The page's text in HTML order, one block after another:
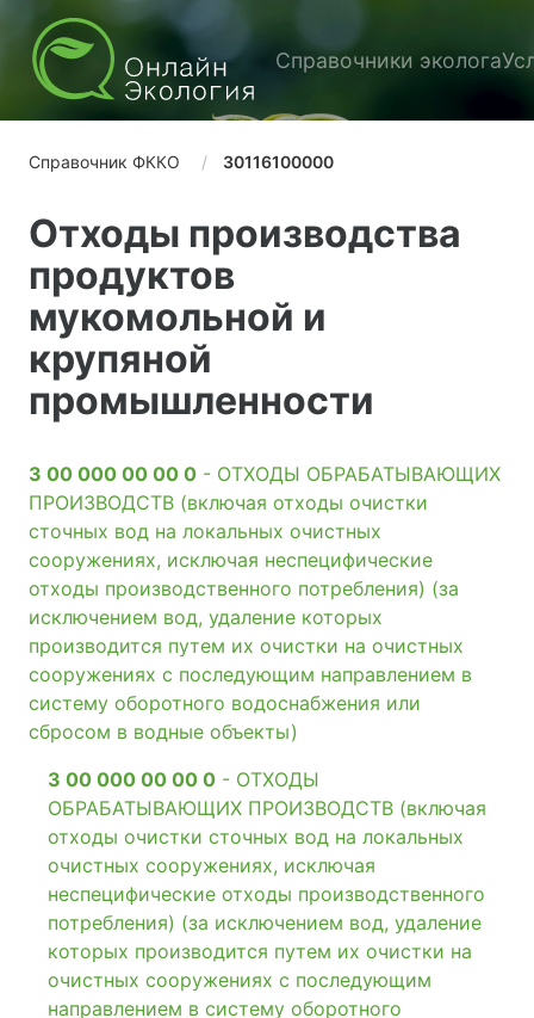
Справочники эколога
Справочник ФККО 30116100000
Отходы производства
продуктов
мукомольной и
крупяной
промышленности
3 00 000 00 00 0 - ОТХОДЫ ОБРАБАТЫВАЮЩИХ
ПРОИЗВОДСТВ (включая отходы очистки
сточных вод на локальных очистных
сооружениях, исключая неспецифические
отходы производственного потребления) (за
исключением вод, удаление которых
производится путем их очистки на очистных
сооружениях с последующим направлением в
систему оборотного водоснабжения или
сбросом в водные объекты)
3 00 000 00 00 0 - ОТХОДЫ
ОБРАБАТЫВАЮЩИХ ПРОИЗВОДСТВ (включая
отходы очистки сточных вод на локальных
очистных сооружениях, исключая
неспецифические отходы производственного
потребления) (за исключением вод, удаление
которых производится путем их очистки на
очистных сооружениях с последующим
направлением в систему оборотного